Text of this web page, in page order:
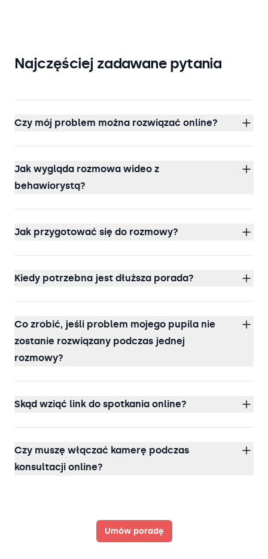
Najczęściej zadawane pytania
Czy mój problem można rozwiązać online?
Jak wygląda rozmowa wideo z
behawiorystą?
Jak przygotować się do rozmowy?
Kiedy potrzebna jest dłuższa porada?
Co zrobić, jeśli problem mojego pupila nie
zostanie rozwiązany podczas jednej
rozmowy?
Skąd wziąć link do spotkania online?
Czy muszę włączać kamerę podczas
konsultacji online?
Umów poradę